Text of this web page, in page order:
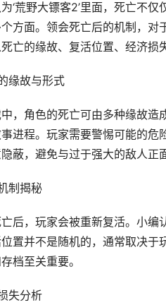
‘荒野大镖客2’里面，死亡不
方面。领会死亡后的机制，
亡的缘故、复活位置、经济损
缘故与形式
，角色的死亡可由多种缘故造
进程。玩家需要警惕可能的危
蔽，避免与过于强大的敌人正
制揭秘
后，玩家会被重新复活。小编
置并不是随机的，通常取决于
档至关重要。
失分析